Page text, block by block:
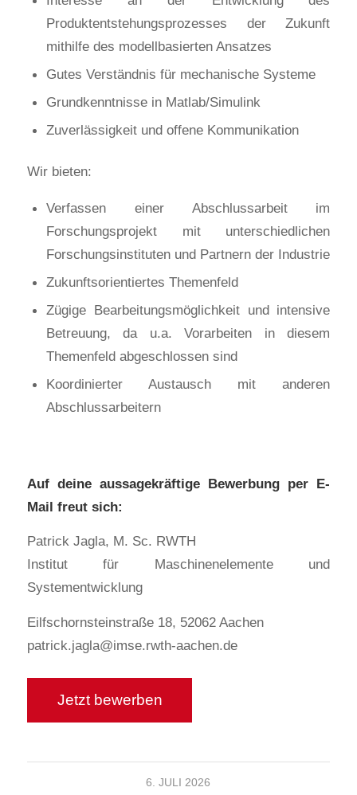
Produktentstehungsprozesses der Zukunft
mithilfe des modellbasierten Ansatzes
Gutes Verständnis für mechanische Systeme
Grundkenntnisse in Matlab/Simulink
Zuverlässigkeit und offene Kommunikation
Wir bieten:
Verfassen einer Abschlussarbeit im
Forschungsprojekt mit unterschiedlichen
Forschungsinstituten und Partnern der Industrie
Zukunftsorientiertes Themenfeld
Zügige Bearbeitungsmöglichkeit und intensive
Betreuung, da u.a. Vorarbeiten in diesem
Themenfeld abgeschlossen sind
Koordinierter Austausch mit anderen
Abschlussarbeitern
Auf deine aussagekräftige Bewerbung per E-
Mail freut sich:
Patrick Jagla, M. Sc. RWTH
Institut für Maschinenelemente und
Systementwicklung
Eilfschornsteinstraße 18, 52062 Aachen
patrick.jagla@imse.rwth-aachen.de
6. JULI 2026